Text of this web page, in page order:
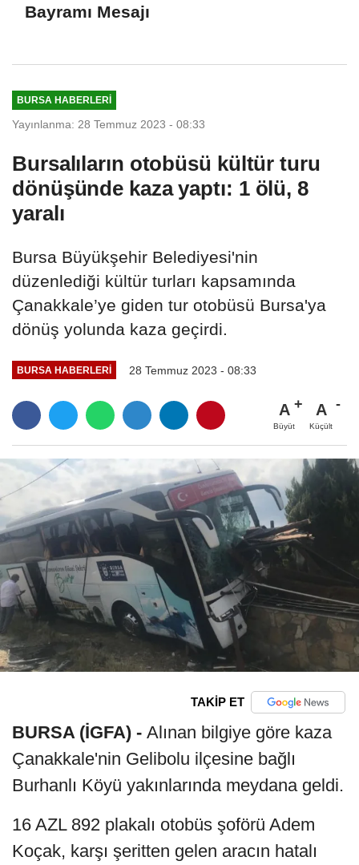
Bayramı Mesajı
BURSA HABERLERI
Yayınlanma: 28 Temmuz 2023 - 08:33
Bursalıların otobüsü kültür turu
dönüşünde kaza yaptı: 1 ölü, 8
yaralı
Bursa Büyükşehir Belediyesi'nin
düzenlediği kültür turları kapsamında
Çanakkale’ye giden tur otobüsü Bursa'ya
dönüş yolunda kaza geçirdi.
BURSA HABERLERI 28 Temmuz 2023 - 08:33
A
Büyüt
A
Küçült
TAKİP ET
BURSA (İGFA) - Alınan bilgiye göre kaza
Çanakkale'nin Gelibolu ilçesine bağlı
Burhanlı Köyü yakınlarında meydana geldi.
16 AZL 892 plakalı otobüs şoförü Adem
Koçak, karşı şeritten gelen aracın hatalı